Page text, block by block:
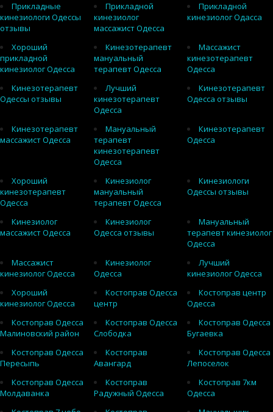
Прикладные
кинезиологи Одессы
отзывы
Прикладной
кинезиолог
массажист Одесса
Прикладной
кинезиолог Одасса
Хороший
прикладной
кинезиолог Одесса
Кинезотерапевт
мануальный
терапевт Одесса
Массажист
кинезотерапевт
Одесса
Кинезотерапевт
Одессы отзывы
Лучший
кинезотерапевт
Одесса
Кинезотерапевт
Одесса отзывы
Кинезотерапевт
массажист Одесса
Мануальный
терапевт
кинезотерапевт
Одесса
Кинезотерапевт
Одесса
Хороший
кинезотерапевт
Одесса
Кинезиолог
мануальный
терапевт Одесса
Кинезиологи
Одессы отзывы
Кинезиолог
массажист Одесса
Кинезиолог
Одесса отзывы
Мануальный
терапевт кинезиолог
Одесса
Массажист
кинезиолог Одесса
Кинезиолог
Одесса
Лучший
кинезиолог Одесса
Хороший
кинезиолог Одесса
Костоправ Одесса
центр
Костоправ центр
Одесса
Костоправ Одесса
Малиновский район
Костоправ Одесса
Слободка
Костоправ Одесса
Бугаевка
Костоправ Одесса
Пересыпь
Костоправ
Авангард
Костоправ Одесса
Лепоселок
Костоправ Одесса
Молдаванка
Костоправ
Радужный Одесса
Костоправ 7км
Одесса